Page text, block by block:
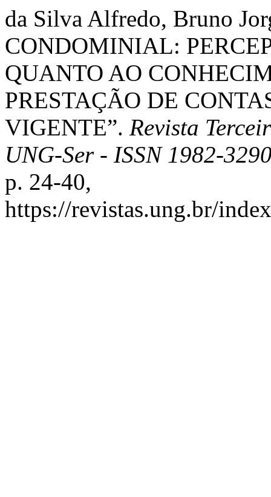
da Silva Alfredo, Bruno
CONDOMINIAL:
QUANTO AO
PRESTAÇÃO DE
VIGENTE”. Revista
UNG-Ser - ISSN 1982-
p. 24-40,
https://revistas.ung.br/